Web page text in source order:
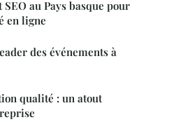
au Pays basque pour
en ligne
des événements à
qualité : un atout